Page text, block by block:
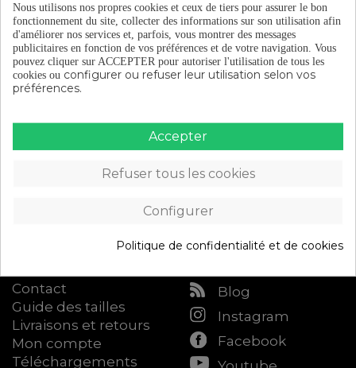
Équipement du
Accessoires de vélo
À propos d'Eltin
Découvrez Eltin
Keep On Cycling
Devenez distributeur
Accès B2B
Contact
Guide des tailles
Livraisons et retours
Mon compte
Téléchargements
Blog
Instagram
Facebook
Nous utilisons nos propres cookies et ceux de tiers pour assurer le bon
fonctionnement du site, collecter des informations sur son utilisation afin
d'améliorer nos services et, parfois, vous montrer des messages
publicitaires en fonction de vos préférences et de votre navigation. Vous
pouvez cliquer sur ACCEPTER pour autoriser l'utilisation de tous les
cookies ou configurer ou refuser leur utilisation selon vos
préférences.
Accepter
Refuser tous les cookies
Configurer
Politique de confidentialité et de cookies